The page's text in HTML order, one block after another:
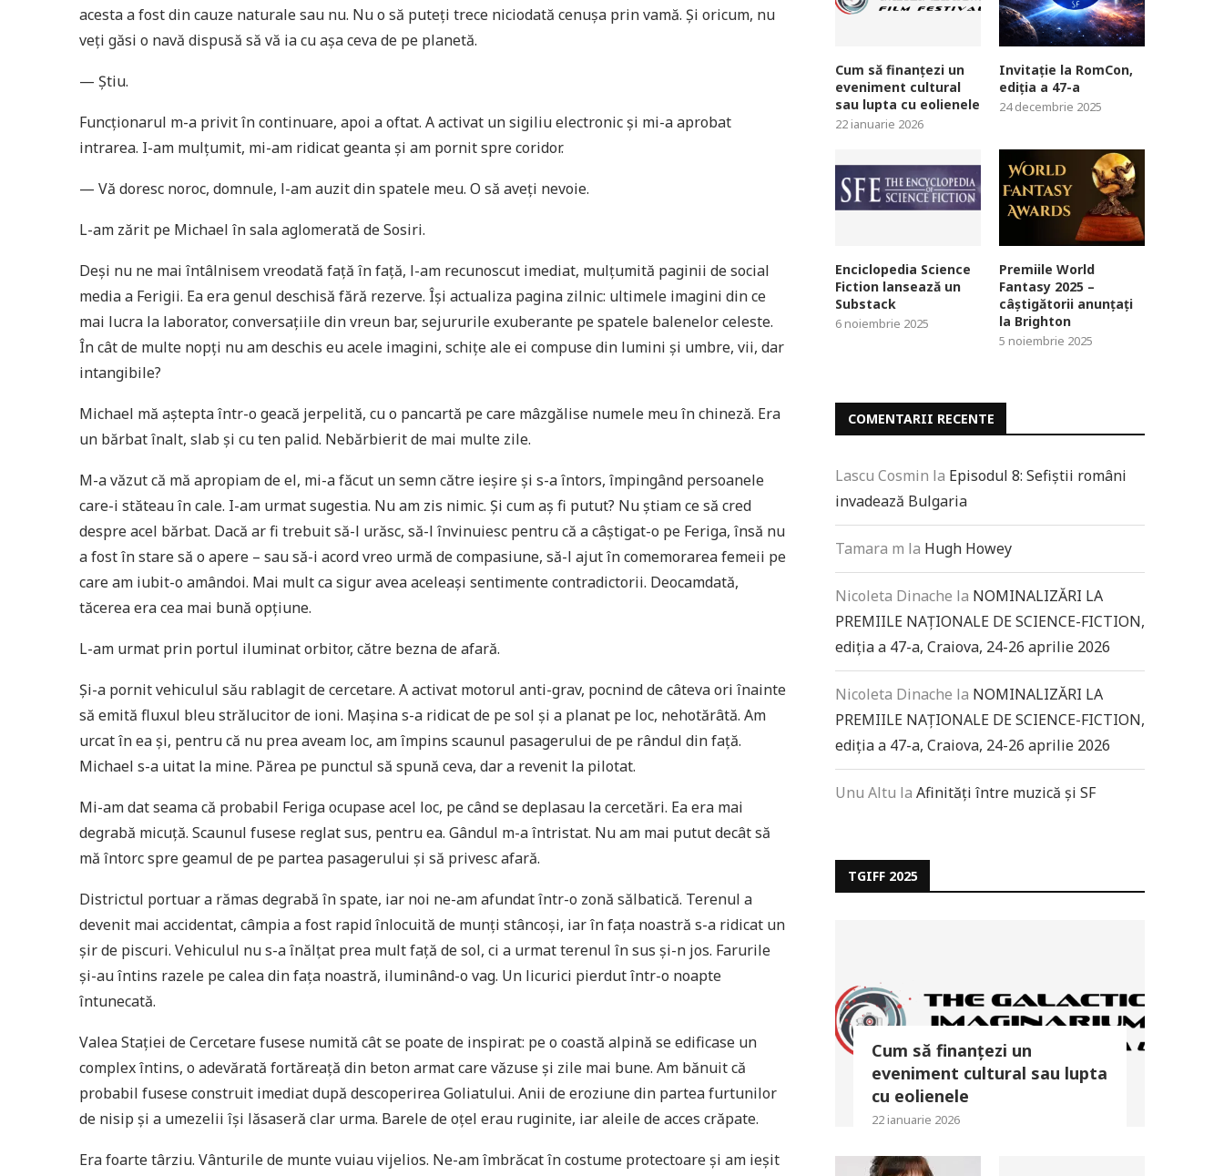
acesta a fost din cauze naturale sau nu. Nu o să puteți trece niciodată cenușa prin vamă. Și oricum, nu
veți găsi o navă dispusă să vă ia cu așa ceva de pe planetă.
— Știu.
Funcționarul m-a privit în continuare, apoi a oftat. A activat un sigiliu electronic și mi-a aprobat
intrarea. I-am mulțumit, mi-am ridicat geanta și am pornit spre coridor.
— Vă doresc noroc, domnule, l-am auzit din spatele meu. O să aveți nevoie.
L-am zărit pe Michael în sala aglomerată de Sosiri.
Deși nu ne mai întâlnisem vreodată față în față, l-am recunoscut imediat, mulțumită paginii de social
media a Ferigii. Ea era genul deschisă fără rezerve. Își actualiza pagina zilnic: ultimele imagini din ce
mai lucra la laborator, conversațiile din vreun bar, sejururile exuberante pe spatele balenelor celeste.
În cât de multe nopți nu am deschis eu acele imagini, schițe ale ei compuse din lumini și umbre, vii, dar
intangibile?
Michael mă aștepta într-o geacă jerpelită, cu o pancartă pe care mâzgălise numele meu în chineză. Era
un bărbat înalt, slab și cu ten palid. Nebărbierit de mai multe zile.
M-a văzut că mă apropiam de el, mi-a făcut un semn către ieșire și s-a întors, împingând persoanele
care-i stăteau în cale. I-am urmat sugestia. Nu am zis nimic. Și cum aș fi putut? Nu știam ce să cred
despre acel bărbat. Dacă ar fi trebuit să-l urăsc, să-l învinuiesc pentru că a câștigat-o pe Feriga, însă nu
a fost în stare să o apere – sau să-i acord vreo urmă de compasiune, să-l ajut în comemorarea femeii pe
care am iubit-o amândoi. Mai mult ca sigur avea aceleași sentimente contradictorii. Deocamdată,
tăcerea era cea mai bună opțiune.
L-am urmat prin portul iluminat orbitor, către bezna de afară.
Și-a pornit vehiculul său rablagit de cercetare. A activat motorul anti-grav, pocnind de câteva ori înainte
să emită fluxul bleu strălucitor de ioni. Mașina s-a ridicat de pe sol și a planat pe loc, nehotărâtă. Am
urcat în ea și, pentru că nu prea aveam loc, am împins scaunul pasagerului de pe rândul din față.
Michael s-a uitat la mine. Părea pe punctul să spună ceva, dar a revenit la pilotat.
Mi-am dat seama că probabil Feriga ocupase acel loc, pe când se deplasau la cercetări. Ea era mai
degrabă micuță. Scaunul fusese reglat sus, pentru ea. Gândul m-a întristat. Nu am mai putut decât să
mă întorc spre geamul de pe partea pasagerului și să privesc afară.
Districtul portuar a rămas degrabă în spate, iar noi ne-am afundat într-o zonă sălbatică. Terenul a
devenit mai accidentat, câmpia a fost rapid înlocuită de munți stâncoși, iar în fața noastră s-a ridicat un
șir de piscuri. Vehiculul nu s-a înălțat prea mult față de sol, ci a urmat terenul în sus și-n jos. Farurile
și-au întins razele pe calea din fața noastră, iluminând-o vag. Un licurici pierdut într-o noapte
întunecată.
Valea Stației de Cercetare fusese numită cât se poate de inspirat: pe o coastă alpină se edificase un
complex întins, o adevărată fortăreață din beton armat care văzuse și zile mai bune. Am bănuit că
probabil fusese construit imediat după descoperirea Goliatului. Anii de eroziune din partea furtunilor
de nisip și a umezelii își lăsaseră clar urma. Barele de oțel erau ruginite, iar aleile de acces crăpate.
Era foarte târziu. Vânturile de munte vuiau vijelios. Ne-am îmbrăcat în costume protectoare și am ieșit
Cum să finanțezi un
eveniment cultural
sau lupta cu eolienele
22 ianuarie 2026
Invitație la RomCon,
ediția a 47-a
24 decembrie 2025
Enciclopedia Science
Fiction lansează un
Substack
6 noiembrie 2025
Premiile World
Fantasy 2025 –
câștigătorii anunțați
la Brighton
5 noiembrie 2025
COMENTARII RECENTE
Lascu Cosmin la Episodul 8: Sefiștii români
invadează Bulgaria
Tamara m la Hugh Howey
Nicoleta Dinache la NOMINALIZĂRI LA
PREMIILE NAȚIONALE DE SCIENCE-FICTION,
ediția a 47-a, Craiova, 24-26 aprilie 2026
Nicoleta Dinache la NOMINALIZĂRI LA
PREMIILE NAȚIONALE DE SCIENCE-FICTION,
ediția a 47-a, Craiova, 24-26 aprilie 2026
Unu Altu la Afinități între muzică și SF
TGIFF 2025
Cum să finanțezi un
eveniment cultural sau lupta
cu eolienele
22 ianuarie 2026